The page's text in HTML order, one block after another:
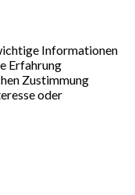
Informationen
Erfahrung
Zustimmung
oder